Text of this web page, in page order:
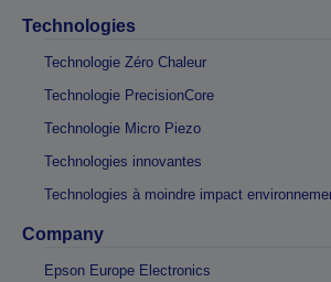
Technologies
Technologie Zéro Chaleur
Technologie PrecisionCore
Technologie Micro Piezo
Technologies innovantes
Technologies à moindre impact
Company
Epson Europe Electronics